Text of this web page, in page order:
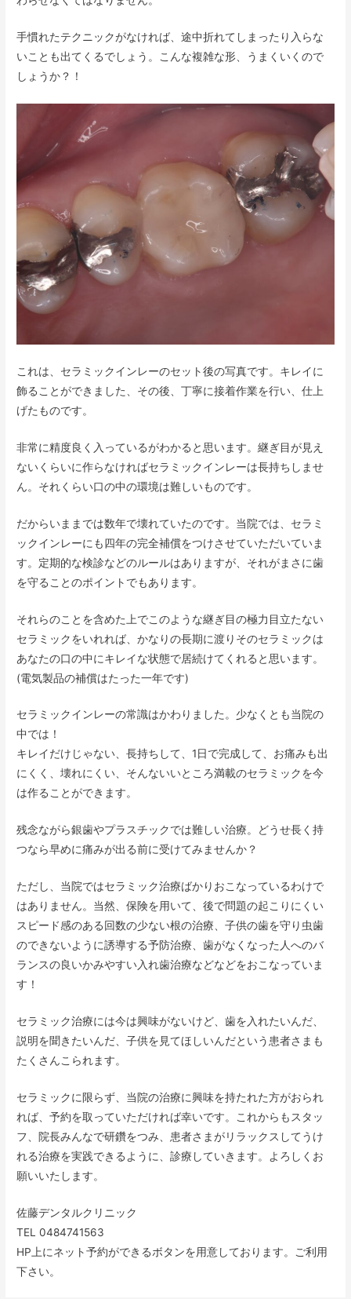
手慣れたテクニックがなければ、途中折れてしまったり入らな
いことも出てくるでしょう。こんな複雑な形、うまくいくので
しょうか？！
これは、セラミックインレーのセット後の写真です。キレイに
飾ることができました、その後、丁寧に接着作業を行い、仕上
げたものです。
非常に精度良く入っているがわかると思います。継ぎ目が見え
ないくらいに作らなければセラミックインレーは長持ちしませ
ん。それくらい口の中の環境は難しいものです。
だからいままでは数年で壊れていたのです。当院では、セラミ
ックインレーにも四年の完全補償をつけさせていただいていま
す。定期的な検診などのルールはありますが、それがまさに歯
を守ることのポイントでもあります。
それらのことを含めた上でこのような継ぎ目の極力目立たない
セラミックをいれれば、かなりの長期に渡りそのセラミックは
あなたの口の中にキレイな状態で居続けてくれると思います。
(電気製品の補償はたった一年です)
セラミックインレーの常識はかわりました。少なくとも当院の
中では！
キレイだけじゃない、長持ちして、1日で完成して、お痛みも出
にくく、壊れにくい、そんないいところ満載のセラミックを今
は作ることができます。
残念ながら銀歯やプラスチックでは難しい治療。どうせ長く持
つなら早めに痛みが出る前に受けてみませんか？
ただし、当院ではセラミック治療ばかりおこなっているわけで
はありません。当然、保険を用いて、後で問題の起こりにくい
スピード感のある回数の少ない根の治療、子供の歯を守り虫歯
のできないように誘導する予防治療、歯がなくなった人へのバ
ランスの良いかみやすい入れ歯治療などなどをおこなっていま
す！
セラミック治療には今は興味がないけど、歯を入れたいんだ、
説明を聞きたいんだ、子供を見てほしいんだという患者さまも
たくさんこられます。
セラミックに限らず、当院の治療に興味を持たれた方がおられ
れば、予約を取っていただければ幸いです。これからもスタッ
フ、院長みんなで研鑽をつみ、患者さまがリラックスしてうけ
れる治療を実践できるように、診療していきます。よろしくお
願いいたします。
佐藤デンタルクリニック
TEL 0484741563
HP上にネット予約ができるボタンを用意しております。ご利用
下さい。